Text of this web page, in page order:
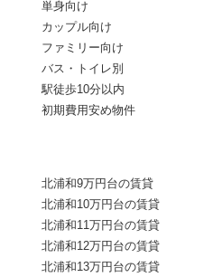
単身向け
カップル向け
ファミリー向け
バス・トイレ別
駅徒歩10分以内
初期費用安め物件
北浦和9万円台の賃貸
北浦和10万円台の賃貸
北浦和11万円台の賃貸
北浦和12万円台の賃貸
北浦和13万円台の賃貸